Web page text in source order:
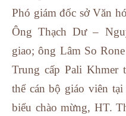
Phó giám đốc sở Văn
Ông Thạch Dư –
giao; ông Lâm So
Trung cấp Pali Khmer
thể cán bộ giáo viên
biểu chào mừng, HT.